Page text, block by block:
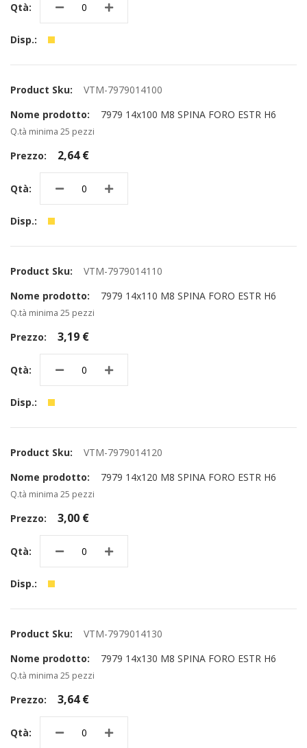
VTM-7979014100
7979 14x100 M8 SPINA FORO ESTR H6
Q.tà minima 25 pezzi
2,64 €
VTM-7979014110
7979 14x110 M8 SPINA FORO ESTR H6
Q.tà minima 25 pezzi
3,19 €
VTM-7979014120
7979 14x120 M8 SPINA FORO ESTR H6
Q.tà minima 25 pezzi
3,00 €
VTM-7979014130
7979 14x130 M8 SPINA FORO ESTR H6
Q.tà minima 25 pezzi
3,64 €